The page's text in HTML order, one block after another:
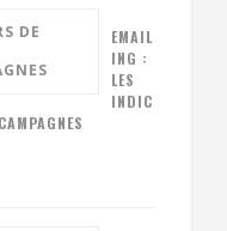
EMAIL
ING :
LES
INDIC